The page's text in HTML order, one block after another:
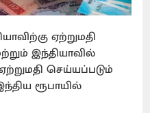
ஏற்றுமதி
இந்தியாவில்
செய்யப்படும்
ரூபாயில்